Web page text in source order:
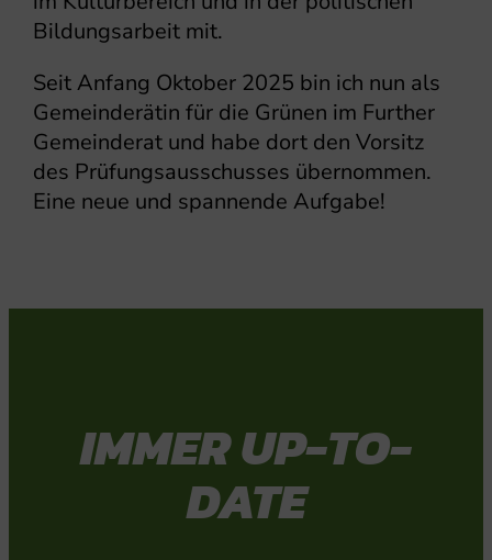
Bildungsarbeit mit.
Seit Anfang Oktober 2025 bin ich nun als
Gemeinderätin für die Grünen im Further
Gemeinderat und habe dort den Vorsitz
des Prüfungsausschusses übernommen.
Eine neue und spannende Aufgabe!
IMMER UP-TO-
DATE